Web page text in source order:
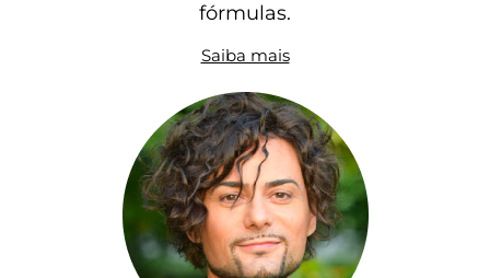
fórmulas.
Saiba mais